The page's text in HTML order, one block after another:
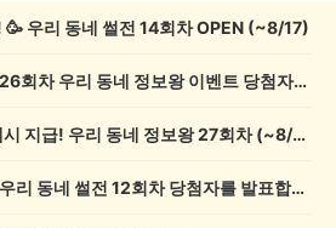
우리 동네 썰전 14회차 OPEN (~8/17)
💰[당첨자 발표] 26회차 우리 동네 정보왕 이벤트 당첨자를 발표합니다!
💸 전원 2,000캐시 지급! 우리 동네 정보왕 27회차 (~8/10)
💰[당첨자 발표] 우리 동네 썰전 12회차 당첨자를 발표합니다!